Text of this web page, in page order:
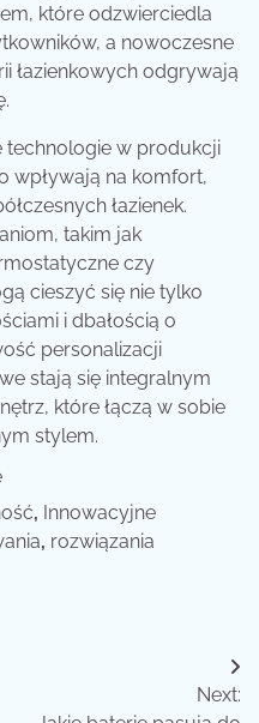
które odzwierciedla
a nowoczesne
łazienkowych odgrywają
w produkcji
wpływają na komfort,
łazienek.
takim jak
czy
cieszyć się nie tylko
i dbałością o
personalizacji
stają się integralnym
które łączą w sobie
stylem.
, Innowacyjne
, rozwiązania
Next: